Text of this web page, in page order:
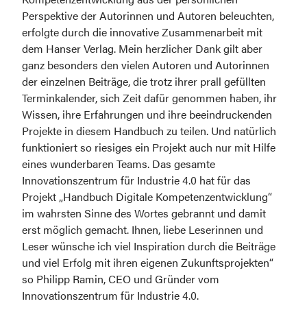
Perspektive der Autorinnen und Autoren beleuchten,
erfolgte durch die innovative Zusammenarbeit mit
dem Hanser Verlag. Mein herzlicher Dank gilt aber
ganz besonders den vielen Autoren und Autorinnen
der einzelnen Beiträge, die trotz ihrer prall gefüllten
Terminkalender, sich Zeit dafür genommen haben, ihr
Wissen, ihre Erfahrungen und ihre beeindruckenden
Projekte in diesem Handbuch zu teilen. Und natürlich
funktioniert so riesiges ein Projekt auch nur mit Hilfe
eines wunderbaren Teams. Das gesamte
Innovationszentrum für Industrie 4.0 hat für das
Projekt „Handbuch Digitale Kompetenzentwicklung“
im wahrsten Sinne des Wortes gebrannt und damit
erst möglich gemacht. Ihnen, liebe Leserinnen und
Leser wünsche ich viel Inspiration durch die Beiträge
und viel Erfolg mit ihren eigenen Zukunftsprojekten“
so Philipp Ramin, CEO und Gründer vom
Innovationszentrum für Industrie 4.0.